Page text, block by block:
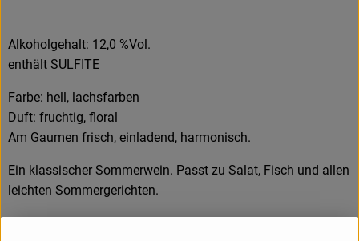
Alkoholgehalt: 12,0 %Vol.
enthält SULFITE
Farbe: hell, lachsfarben
Duft: fruchtig, floral
Am Gaumen frisch, einladend, harmonisch.
Ein klassischer Sommerwein. Passt zu Salat, Fisch und allen
leichten Sommergerichten.